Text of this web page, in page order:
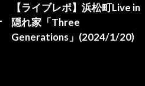
【ライブレポ】赤坂ピアノ
ラウンジB♭「ビートルズナ
イト」(2023/12/22)